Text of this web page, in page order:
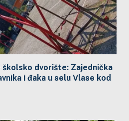
školsko dvorište: Zajednička
i đaka u selu Vlase kod